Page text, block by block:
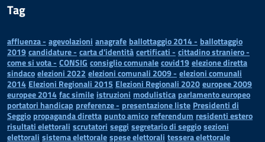
Tag
affluenza - agevolazioni anagrafe ballottaggio 2014 - ballottaggio
2019candidature - carta d'identitàcertificati - cittadino straniero -
come si vota - CONSIG consiglio comunalecovid19elezione diretta
sindacoelezioni 2022 elezioni comunali 2009 - elezioni comunali
2014 Elezioni Regionali 2015 Elezioni Regionali 2020europee 2009
europee 2014fac simile istruzioni modulistica parlamento europeo
portatori handicap preferenze - presentazione liste Presidenti di
Seggio propaganda diretta punto amico referendum residenti estero
risultati elettorali scrutatori seggi segretario di seggiosezioni
elettorali sistema elettoralespese elettorali tessera elettorale